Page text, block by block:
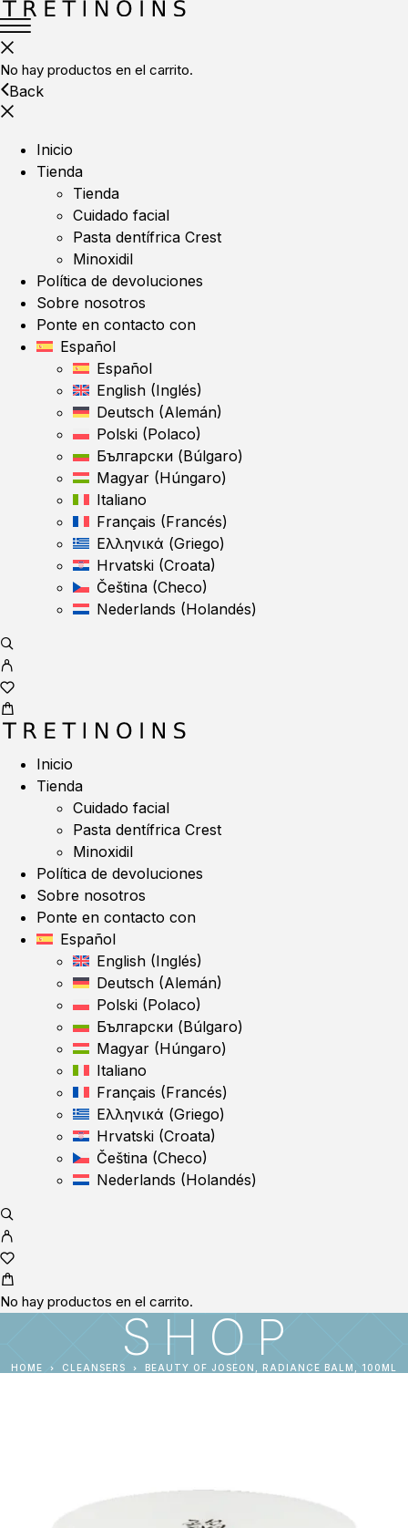
No hay productos en el carrito.
Back
Inicio
Tienda
Tienda
Cuidado facial
Pasta dentífrica Crest
Minoxidil
Política de devoluciones
Sobre nosotros
Ponte en contacto con
Español
Español
English (Inglés)
Deutsch (Alemán)
Polski (Polaco)
Български (Búlgaro)
Magyar (Húngaro)
Italiano
Français (Francés)
Ελληνικά (Griego)
Hrvatski (Croata)
Čeština (Checo)
Nederlands (Holandés)
Inicio
Tienda
Cuidado facial
Pasta dentífrica Crest
Minoxidil
Política de devoluciones
Sobre nosotros
Ponte en contacto con
Español
English (Inglés)
Deutsch (Alemán)
Polski (Polaco)
Български (Búlgaro)
Magyar (Húngaro)
Italiano
Français (Francés)
Ελληνικά (Griego)
Hrvatski (Croata)
Čeština (Checo)
Nederlands (Holandés)
No hay productos en el carrito.
SHOP
HOME CLEANSERS BEAUTY OF JOSEON, RADIANCE BALM, 100ML